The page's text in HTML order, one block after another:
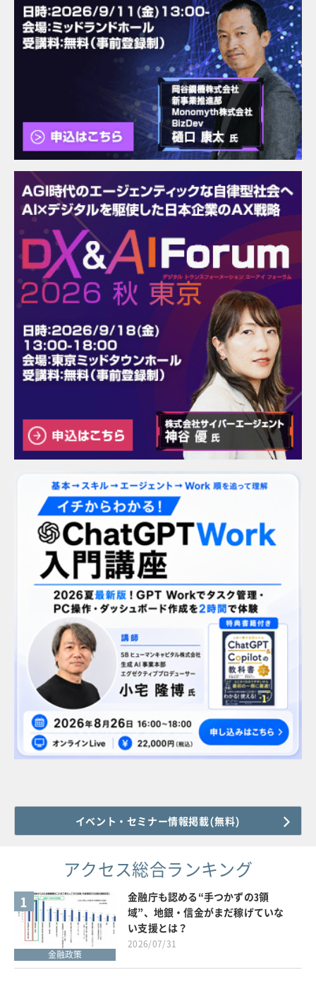
イベント・セミナー情報掲載(無料)
アクセス総合ランキング
1
金融政策
金融庁も認める“手つかずの3領
域”、地銀・信金がまだ稼げていな
い支援とは？
2026/07/31